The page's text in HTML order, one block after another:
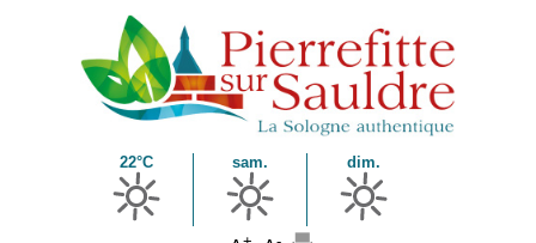
22°C sam. dim.